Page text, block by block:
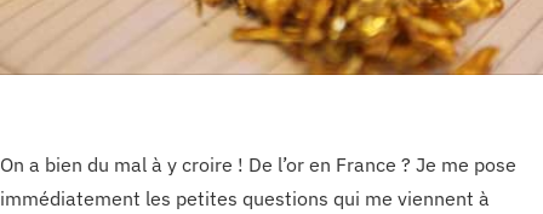
On a bien du mal à y croire ! De l’or en France ? Je me pose
immédiatement les petites questions qui me viennent à